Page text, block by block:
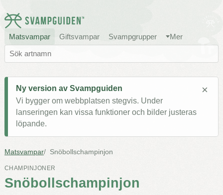
Matsvampar Giftsvampar Svampgrupper Mer
Ny version av Svampguiden
Vi bygger om webbplatsen stegvis. Under
lanseringen kan vissa funktioner och bilder justeras
löpande.
×
Matsvampar Snöbollschampinjon
CHAMPINJONER
Snöbollschampinjon